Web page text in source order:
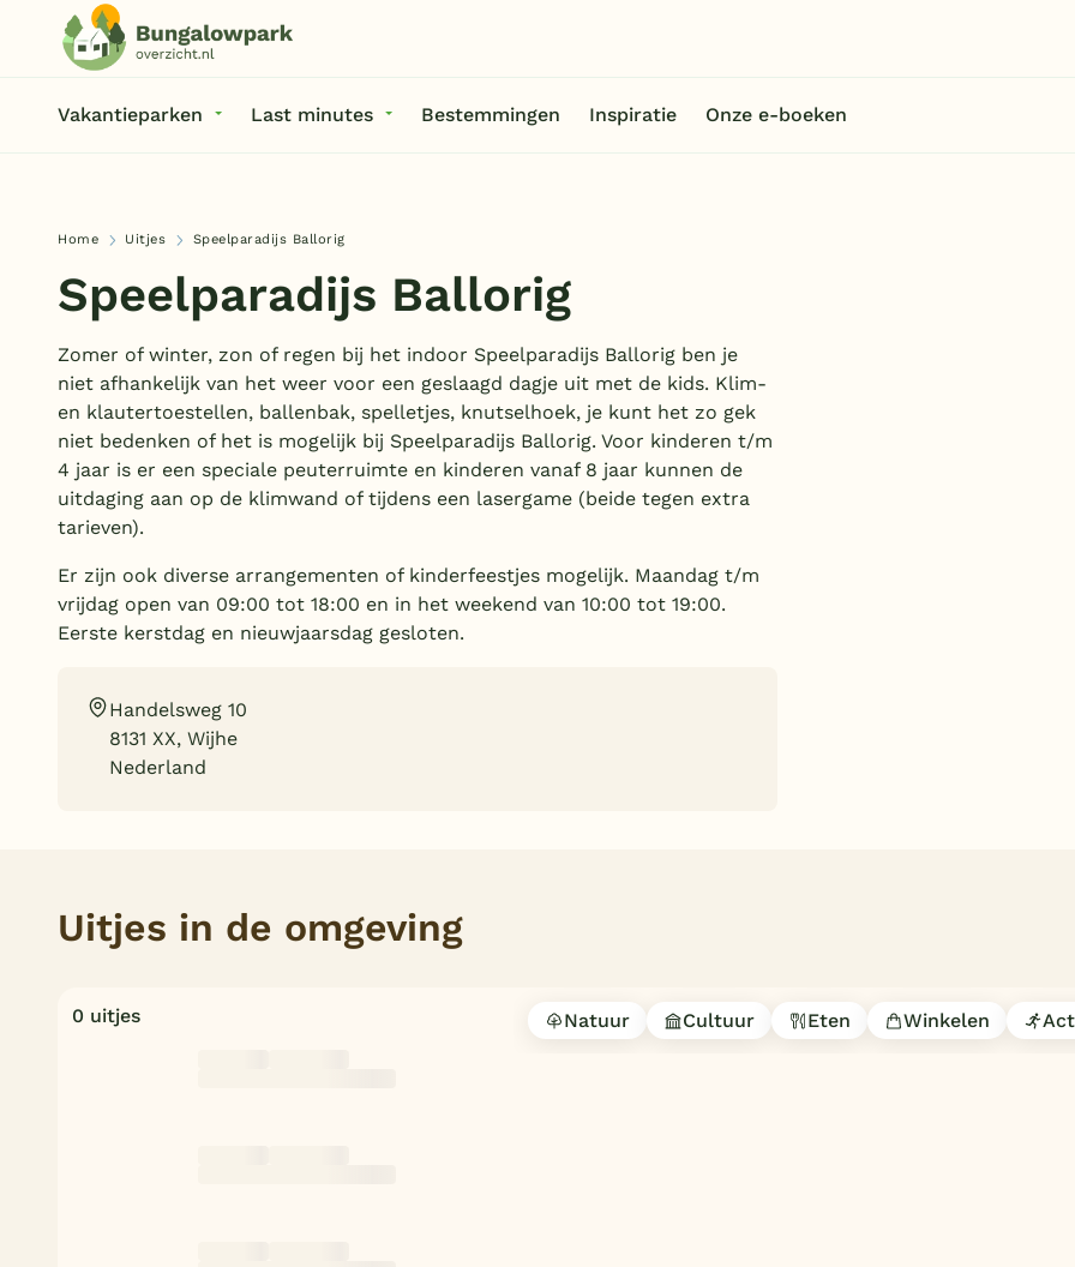
Vakantieparken Last minutes Bestemmingen Inspiratie Onze e-boeken
Home Uitjes Speelparadijs Ballorig
Speelparadijs Ballorig
Zomer of winter, zon of regen bij het indoor Speelparadijs Ballorig ben je
niet afhankelijk van het weer voor een geslaagd dagje uit met de kids. Klim-
en klautertoestellen, ballenbak, spelletjes, knutselhoek, je kunt het zo gek
niet bedenken of het is mogelijk bij Speelparadijs Ballorig. Voor kinderen t/m
4 jaar is er een speciale peuterruimte en kinderen vanaf 8 jaar kunnen de
uitdaging aan op de klimwand of tijdens een lasergame (beide tegen extra
tarieven).
Er zijn ook diverse arrangementen of kinderfeestjes mogelijk. Maandag t/m
vrijdag open van 09:00 tot 18:00 en in het weekend van 10:00 tot 19:00.
Eerste kerstdag en nieuwjaarsdag gesloten.
Handelsweg 10
8131 XX, Wijhe
Nederland
Uitjes in de omgeving
0 uitjes Natuur Cultuur Eten Winkelen